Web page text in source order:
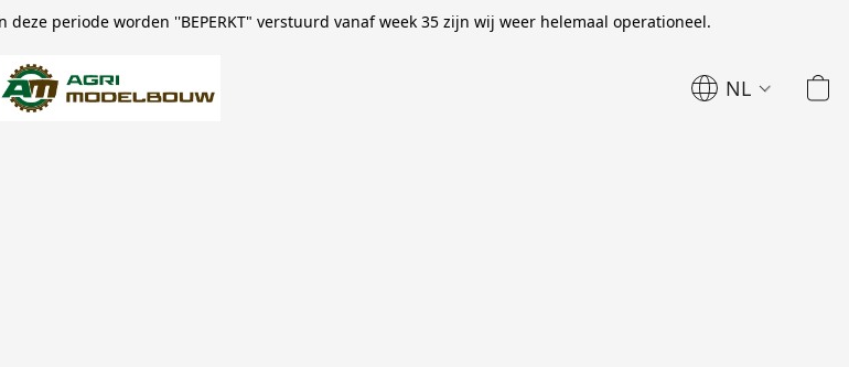
periode worden ''BEPERKT" verstuurd vanaf week 35 zijn wij weer helemaal operationeel.
NL